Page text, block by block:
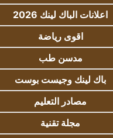
اعلانات الباك لينك 2026
اقوى رياضة
مدسن طب
باك لينك وجيست بوست
مصادر التعليم
مجلة تقنية